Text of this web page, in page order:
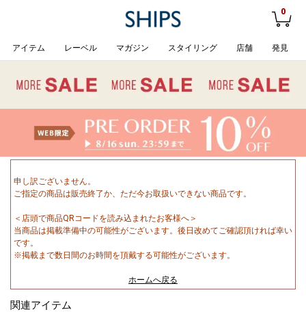
0
アイテム レーベル マガジン スタイリング 店舗 発見
申し訳ございません。
ご指定の商品は販売終了か、ただ今お取扱いできない商品です。
＜店頭で商品QRコードを読み込まれたお客様へ＞
当商品は掲載準備中の可能性がございます。後日改めてご確認頂ければ幸い
です。
※掲載まで数日間のお時間を頂戴する可能性がございます。
ホームへ戻る
関連アイテム